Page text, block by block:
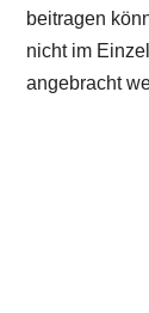
beitragen
nicht im
angebracht